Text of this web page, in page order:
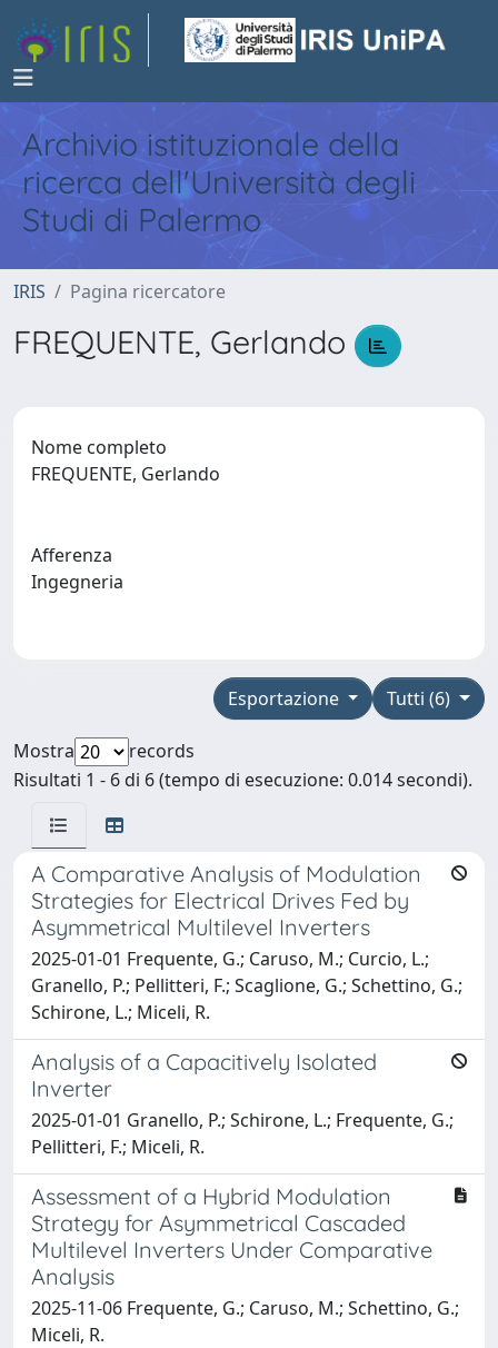
Archivio istituzionale della
ricerca dell'Università degli
Studi di Palermo
IRIS Pagina ricercatore
FREQUENTE, Gerlando
Nome completo
FREQUENTE, Gerlando
Afferenza
Ingegneria
Tutti (6)
Esportazione
Mostra
records
Risultati 1 - 6 di 6 (tempo di esecuzione: 0.014 secondi).
A Comparative Analysis of Modulation
Strategies for Electrical Drives Fed by
Asymmetrical Multilevel Inverters
2025-01-01 Frequente, G.; Caruso, M.; Curcio, L.;
Granello, P.; Pellitteri, F.; Scaglione, G.; Schettino, G.;
Schirone, L.; Miceli, R.
Analysis of a Capacitively Isolated
Inverter
2025-01-01 Granello, P.; Schirone, L.; Frequente, G.;
Pellitteri, F.; Miceli, R.
Assessment of a Hybrid Modulation
Strategy for Asymmetrical Cascaded
Multilevel Inverters Under Comparative
Analysis
2025-11-06 Frequente, G.; Caruso, M.; Schettino, G.;
Miceli, R.